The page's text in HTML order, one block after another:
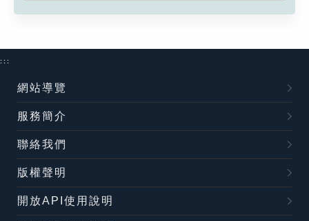
:::
網站導覽
服務簡介
聯絡我們
版權聲明
開放API使用說明